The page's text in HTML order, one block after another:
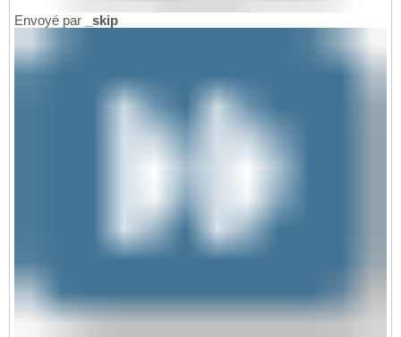
Envoyé par _skip